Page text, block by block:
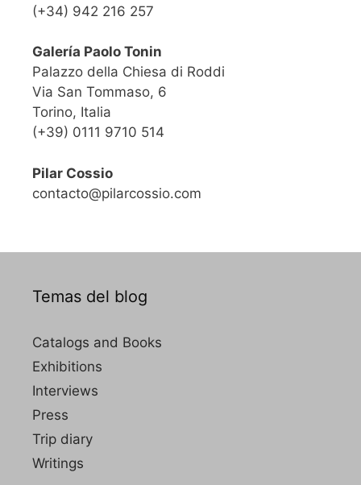
(+34) 942 216 257
Galería Paolo Tonin
Palazzo della Chiesa di Roddi
Via San Tommaso, 6
Torino, Italia
(+39) 0111 9710 514
Pilar Cossio
contacto@pilarcossio.com
Temas del blog
Catalogs and Books
Exhibitions
Interviews
Press
Trip diary
Writings